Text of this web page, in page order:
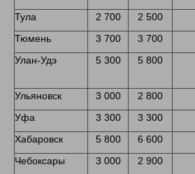
Тула 2 700 2 500
Тюмень
3 700 3 700
Улан-Удэ
5 300 5 800
Ульяновск 3 000 2 800
Уфа
3 300 3 300
Хабаровск
5 800 6 600
Чебоксары
3 000 2 900